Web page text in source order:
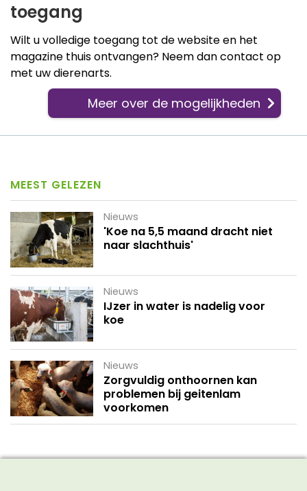
toegang
Wilt u volledige toegang tot de website en het
magazine thuis ontvangen? Neem dan contact op
met uw dierenarts.
Meer over de mogelijkheden
MEEST GELEZEN
Nieuws
'Koe na 5,5 maand dracht niet
naar slachthuis'
Nieuws
IJzer in water is nadelig voor
koe
Nieuws
Zorgvuldig onthoornen kan
problemen bij geitenlam
voorkomen